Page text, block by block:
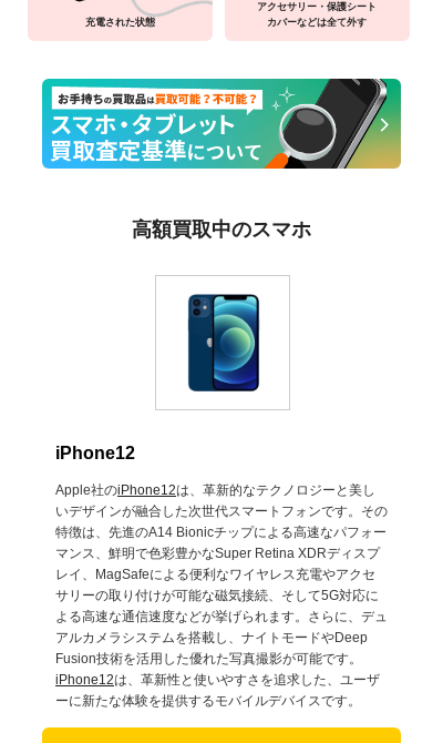
充電された状態
アクセサリー・保護シート
カバーなどは全て外す
高額買取中のスマホ
iPhone12
Apple社のiPhone12は、革新的なテクノロジーと美し
いデザインが融合した次世代スマートフォンです。その
特徴は、先進のA14 Bionicチップによる高速なパフォー
マンス、鮮明で色彩豊かなSuper Retina XDRディスプ
レイ、MagSafeによる便利なワイヤレス充電やアクセ
サリーの取り付けが可能な磁気接続、そして5G対応に
よる高速な通信速度などが挙げられます。さらに、デュ
アルカメラシステムを搭載し、ナイトモードやDeep
Fusion技術を活用した優れた写真撮影が可能です。
iPhone12は、革新性と使いやすさを追求した、ユーザ
ーに新たな体験を提供するモバイルデバイスです。